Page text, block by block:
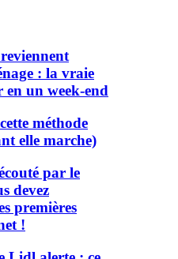
: la vraie
un week-end
méthode
elle marche)
par le
devez
premières
!